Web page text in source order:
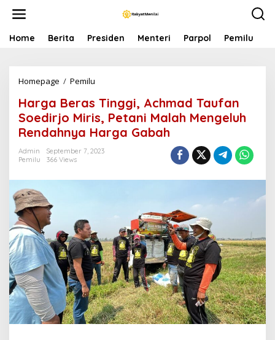
Home Berita Presiden Menteri Parpol Pemilu
Homepage / Pemilu
g
a
B
e
s
g
i
,
A
c
h
m
a
d
Harga Beras Tinggi, Achmad Taufan
Soedirjo Miris, Petani Malah Mengeluh
Rendahnya Harga Gabah
Admin
September 7, 2023
Pemilu
366 Views